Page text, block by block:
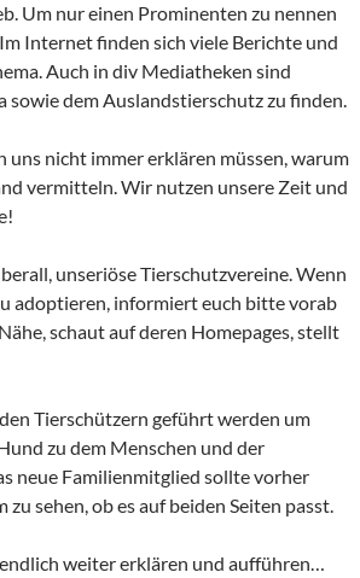
Um nur einen Prominenten zu nennen
Internet finden sich viele Berichte und
Auch in div Mediatheken sind
sowie dem Auslandstierschutz zu finden.
nicht immer erklären müssen, warum
vermitteln. Wir nutzen unsere Zeit und
unseriöse Tierschutzvereine. Wenn
adoptieren, informiert euch bitte vorab
schaut auf deren Homepages, stellt
Tierschützern geführt werden um
zu dem Menschen und der
neue Familienmitglied sollte vorher
sehen, ob es auf beiden Seiten passt.
weiter erklären und aufführen…